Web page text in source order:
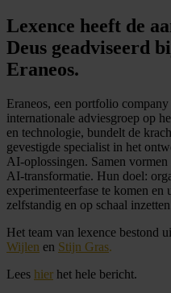
Lexence heeft de
Deus geadviseerd
Eraneos.
Eraneos, een portfolio
internationale adviesgroep op
en technologie, bundelt de
gevestigde specialist in het
AI-oplossingen. Samen
AI-transformatie. Hun doel:
experimenteerfase te komen
zelfstandig en op schaal
Het team van lexence bestond
Wijlen en Stijn Gras.
Lees hier het hele bericht.